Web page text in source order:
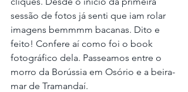
sessão de fotos já senti que iam rolar
imagens bemmmm bacanas. Dito e
feito! Confere aí como foi o book
fotográfico dela. Passeamos entre o
morro da Borússia em Osório e a beira-
mar de Tramandaí.